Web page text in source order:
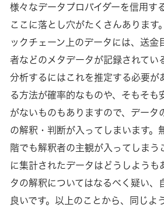
様々なデータプロバイダーを信用す
ここに落とし穴がたくさんあります
ックチェーン上のデータには、送金
者などのメタデータが記録されてい
分析するにはこれを推定する必要が
る方法が確率的なものや、そもそも
がないものもありますので、データ
の解釈・判断が入ってしまいます。
階でも解釈者の主観が入ってしまう
に集計されたデータはどうしようも
タの解釈についてはなるべく疑い、
良いです。以上のことから、同じよ